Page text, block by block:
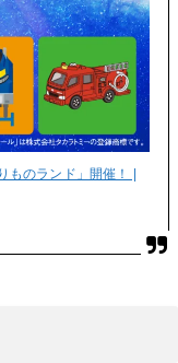
ものランド」開催！ |